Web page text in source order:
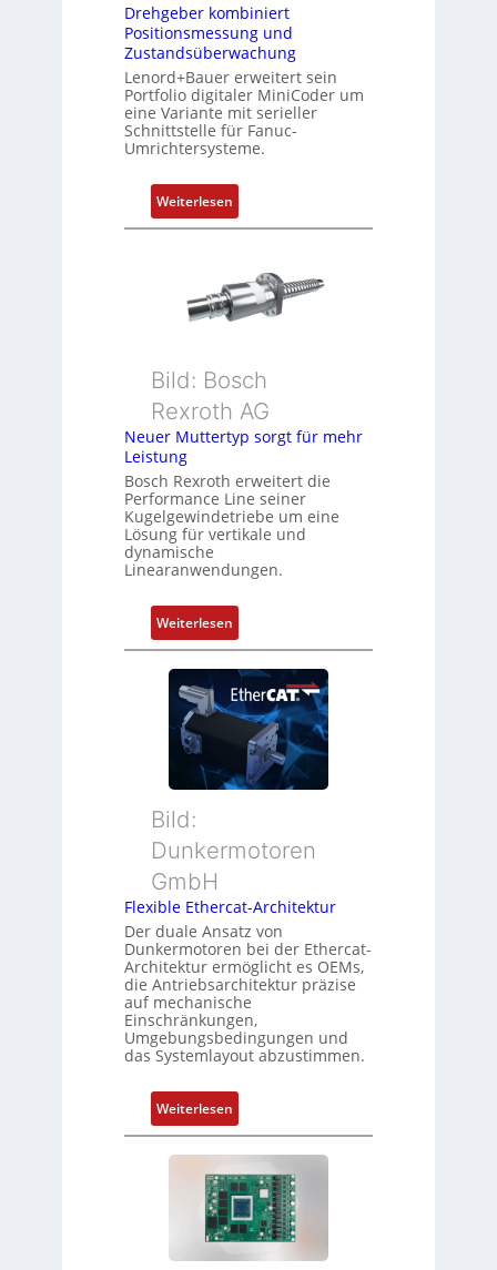
b
i
i
e
r
t
P
o
s
i
o
m
s
u
n
g
n
d
Z
u
s
t
a
s
e
w
a
c
h
u
n
g
Drehgeber kombiniert
Positionsmessung und
Zustandsüberwachung
Lenord+Bauer erweitert sein
Portfolio digitaler MiniCoder um
eine Variante mit serieller
Schnittstelle für Fanuc-
Umrichtersysteme.
Weiterlesen:
D
h
g
e
k
m
b
i
i
r
t
P
o
s
i
s
s
u
n
g
u
n
Z
u
s
t
a
n
d
Bild: Bosch
Rexroth AG
Neuer Muttertyp sorgt für mehr
Leistung
Bosch Rexroth erweitert die
Performance Line seiner
Kugelgewindetriebe um eine
Lösung für vertikale und
dynamische
Linearanwendungen.
Weiterlesen:
N
e
u
e
u
e
t
y
p
s
o
r
g
t
f
ü
r
m
e
h
r
Bild:
Dunkermotoren
GmbH
Flexible Ethercat-Architektur
Der duale Ansatz von
Dunkermotoren bei der Ethercat-
Architektur ermöglicht es OEMs,
die Antriebsarchitektur präzise
auf mechanische
Einschränkungen,
Umgebungsbedingungen und
das Systemlayout abzustimmen.
Weiterlesen:
F
l
e
x
i
b